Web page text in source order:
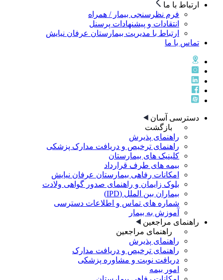
ارتباط با ما
فرم نظرسنجی بیمار / همراه
انتقادات و پیشنهادات پرسنل
ارتباط با مدیریت بیمارستان عرفان نیایش
تماس با ما
دسترسی آسان
بازگشت
راهنمای پذيرش
راهنمای ترخيص و دريافت مدارک پزشکی
کلینیک های بیمارستان
بیمه های طرف قرارداد
امکانات رفاهی بیمارستان عرفان نیایش
بلوک زایمان و راهنمای صدور گواهی ولادت
بیماران بین الملل (IPD)
شماره های تماس و اطلاعات دسترسی
آموزش به بیمار
راهنمای مراجعین
راهنمای مراجعین
راهنمای پذیرش
راهنمای ترخیص و دریافت مدارک
دریافت نوبت و مشاوره پزشکی
امور بیمه